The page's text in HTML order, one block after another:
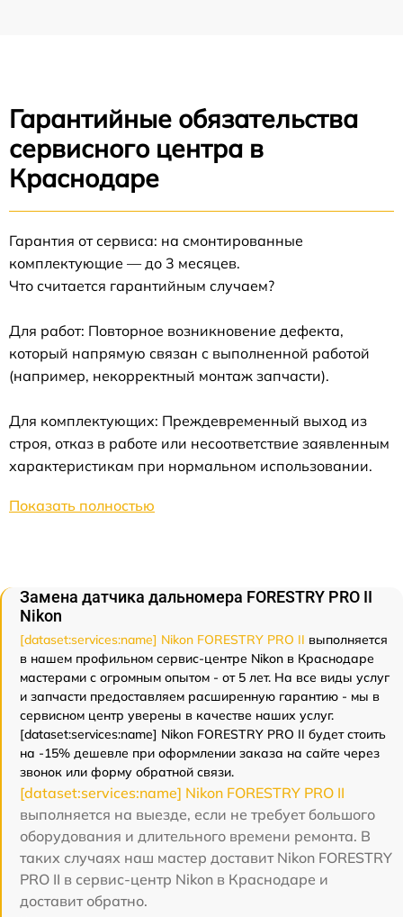
Гарантийные обязательства
сервисного центра в
Краснодаре
Гарантия от сервиса: на смонтированные
комплектующие — до 3 месяцев.
Что считается гарантийным случаем?
Для работ: Повторное возникновение дефекта,
который напрямую связан с выполненной работой
(например, некорректный монтаж запчасти).
Для комплектующих: Преждевременный выход из
строя, отказ в работе или несоответствие заявленным
характеристикам при нормальном использовании.
Показать полностью
Замена датчика дальномера FORESTRY PRO II
Nikon
[dataset:services:name] Nikon FORESTRY PRO II выполняется
в нашем профильном сервис-центре Nikon в Краснодаре
мастерами с огромным опытом - от 5 лет. На все виды услуг
и запчасти предоставляем расширенную гарантию - мы в
сервисном центр уверены в качестве наших услуг.
[dataset:services:name] Nikon FORESTRY PRO II будет стоить
на -15% дешевле при оформлении заказа на сайте через
звонок или форму обратной связи.
[dataset:services:name] Nikon FORESTRY PRO II
выполняется на выезде, если не требует большого
оборудования и длительного времени ремонта. В
таких случаях наш мастер доставит Nikon FORESTRY
PRO II в сервис-центр Nikon в Краснодаре и
доставит обратно.